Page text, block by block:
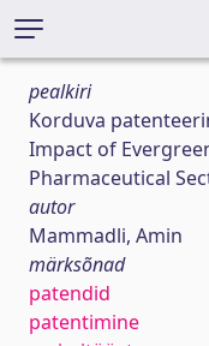
pealkiri
Korduva
Impact of
Pharmaceutical
autor
Mammadli, Amin
märksõnad
patendid
patentimine